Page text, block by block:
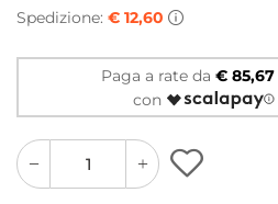
Spedizione: € 12,60
Paga a rate da € 85,67
con
quantity
button
quantity
minus
button